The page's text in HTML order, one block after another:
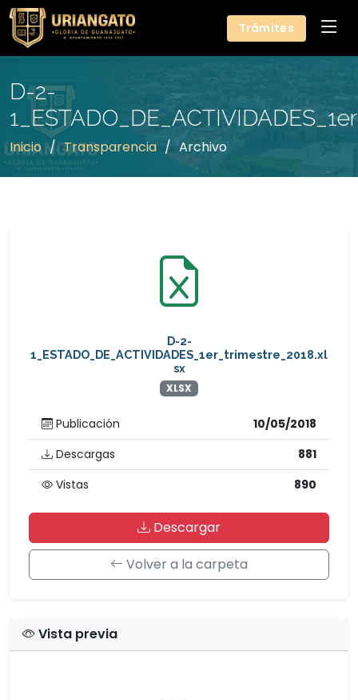
Trámites
D-2-
Inicio Transparencia Archivo
D-2-
1_ESTADO_DE_ACTIVIDADES_1er_trimestre_2018.xl
sx
XLSX
Publicación
10/05/2018
Descargas
881
Vistas
890
Descargar
Volver a la carpeta
Vista previa